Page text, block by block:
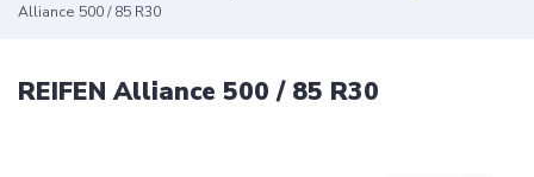
Alliance 500 / 85 R30
REIFEN Alliance 500 / 85 R30